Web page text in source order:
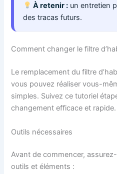
À retenir : un entretien
des tracas futurs.
Comment changer le filtre
Le remplacement du filtre
vous pouvez réaliser vous-
simples. Suivez ce tutoriel
changement efficace et rapide.
Outils nécessaires
Avant de commencer,
outils et éléments :